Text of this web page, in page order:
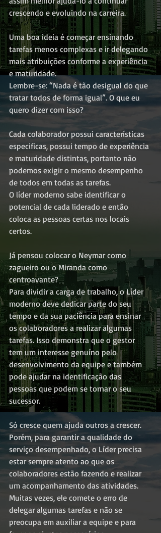
crescendo e evoluindo na carreira.
Uma boa ideia é começar ensinando
tarefas menos complexas e ir delegando
mais atribuições conforme a experiência
e maturidade.
Lembre-se: “Nada é tão desigual do que
tratar todos de forma igual”. O que eu
quero dizer com isso?
Cada colaborador possui características
especificas, possui tempo de experiência
e maturidade distintas, portanto não
podemos exigir o mesmo desempenho
de todos em todas as tarefas.
O líder moderno sabe identificar o
potencial de cada liderado e então
coloca as pessoas certas nos locais
certos.
Já pensou colocar o Neymar como
zagueiro ou o Miranda como
centroavante?
Para dividir a carga de trabalho, o Líder
moderno deve dedicar parte do seu
tempo e da sua paciência para ensinar
os colaboradores a realizar algumas
tarefas. Isso demonstra que o gestor
tem um interesse genuíno pelo
desenvolvimento da equipe e também
pode ajudar na identificação das
pessoas que podem se tornar o seu
sucessor.
Só cresce quem ajuda outros a crescer.
Porém, para garantir a qualidade do
serviço desempenhado, o Líder precisa
estar sempre atento ao que os
colaboradores estão fazendo e realizar
um acompanhamento das atividades.
Muitas vezes, ele comete o erro de
delegar algumas tarefas e não se
preocupa em auxiliar a equipe e para